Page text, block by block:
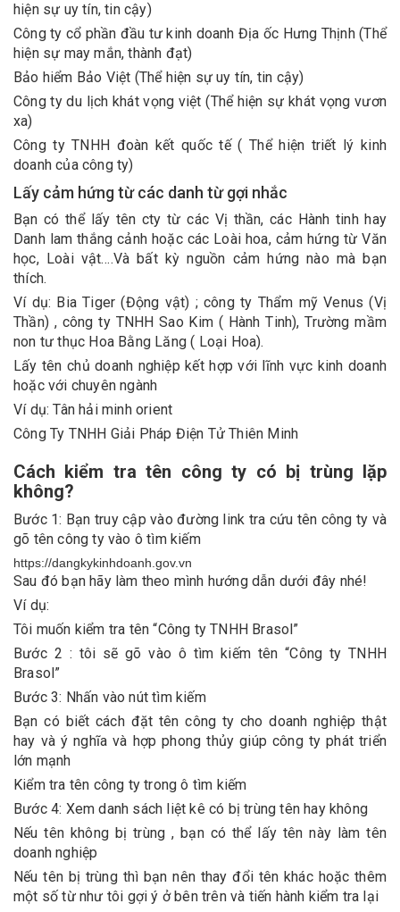
hiện sự uy tín, tin cậy)
Công ty cổ phần đầu tư kinh doanh Địa ốc Hưng Thịnh (Thể
hiện sự may mắn, thành đạt)
Bảo hiểm Bảo Việt (Thể hiện sự uy tín, tin cậy)
Công ty du lịch khát vọng việt (Thể hiện sự khát vọng vươn
xa)
Công ty TNHH đoàn kết quốc tế ( Thể hiện triết lý kinh
doanh của công ty)
Lấy cảm hứng từ các danh từ gợi nhắc
Bạn có thể lấy tên cty từ các Vị thần, các Hành tinh hay
Danh lam thắng cảnh hoặc các Loài hoa, cảm hứng từ Văn
học, Loài vật….Và bất kỳ nguồn cảm hứng nào mà bạn
thích.
Ví dụ: Bia Tiger (Động vật) ; công ty Thẩm mỹ Venus (Vị
Thần) , công ty TNHH Sao Kim ( Hành Tinh), Trường mầm
non tư thục Hoa Bằng Lăng ( Loại Hoa).
Lấy tên chủ doanh nghiệp kết hợp với lĩnh vực kinh doanh
hoặc với chuyên ngành
Ví dụ: Tân hải minh orient
Công Ty TNHH Giải Pháp Điện Tử Thiên Minh
Cách kiểm tra tên công ty có bị trùng lặp
không?
Bước 1: Bạn truy cập vào đường link tra cứu tên công ty và
gõ tên công ty vào ô tìm kiếm
https://dangkykinhdoanh.gov.vn
Sau đó bạn hãy làm theo mình hướng dẫn dưới đây nhé!
Ví dụ:
Tôi muốn kiểm tra tên “Công ty TNHH Brasol”
Bước 2 : tôi sẽ gõ vào ô tìm kiếm tên “Công ty TNHH
Brasol”
Bước 3: Nhấn vào nút tìm kiếm
Bạn có biết cách đặt tên công ty cho doanh nghiệp thật
hay và ý nghĩa và hợp phong thủy giúp công ty phát triển
lớn mạnh
Kiểm tra tên công ty trong ô tìm kiếm
Bước 4: Xem danh sách liệt kê có bị trùng tên hay không
Nếu tên không bị trùng , bạn có thể lấy tên này làm tên
doanh nghiệp
Nếu tên bị trùng thì bạn nên thay đổi tên khác hoặc thêm
một số từ như tôi gợi ý ở bên trên và tiến hành kiểm tra lại